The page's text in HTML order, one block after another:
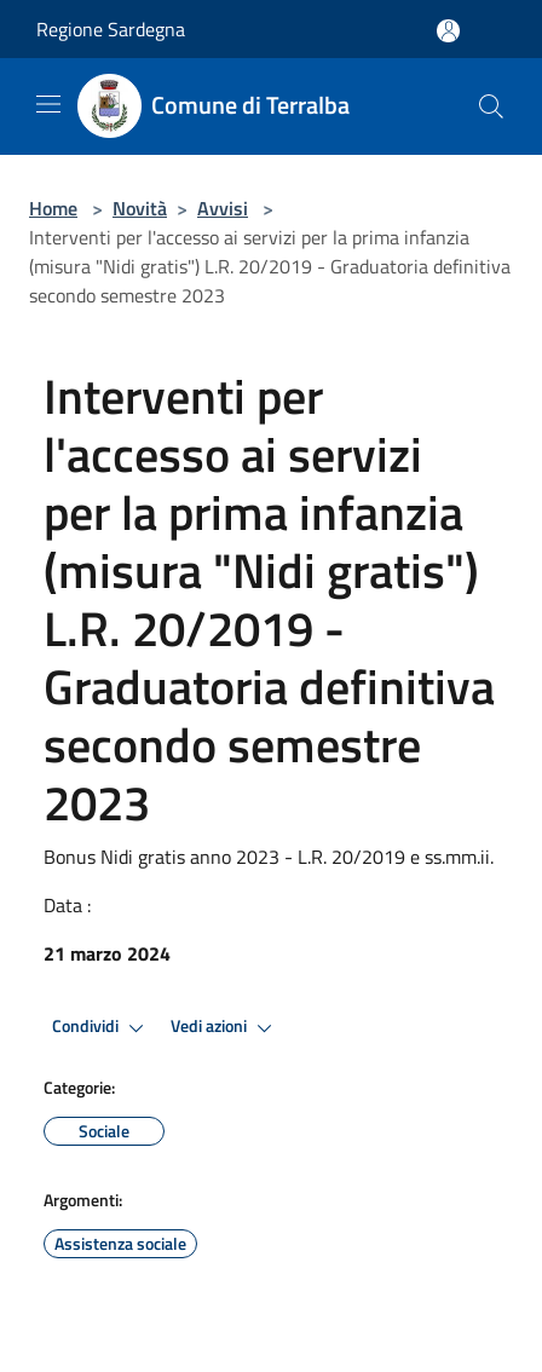
Regione Sardegna
Comune di Terralba
Home > Novità > Avvisi >
Interventi per l'accesso ai servizi per la prima infanzia
(misura "Nidi gratis") L.R. 20/2019 - Graduatoria definitiva
secondo semestre 2023
Interventi per
l'accesso ai servizi
per la prima infanzia
(misura "Nidi gratis")
L.R. 20/2019 -
Graduatoria definitiva
secondo semestre
2023
Bonus Nidi gratis anno 2023 - L.R. 20/2019 e ss.mm.ii.
Data :
21 marzo 2024
Condividi Vedi azioni
Categorie:
Sociale
Argomenti:
Assistenza sociale